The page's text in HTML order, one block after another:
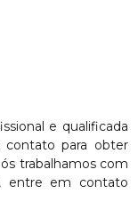
e qualificada
contato para obter
trabalhamos com
entre em contato